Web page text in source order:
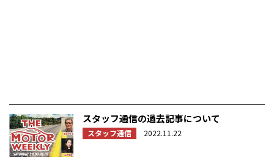
スタッフ通信の過去記事について
スタッフ通信 2022.11.22